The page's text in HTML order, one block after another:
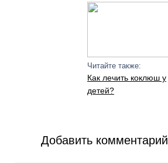
Читайте также:
Как лечить коклюш у
детей?
Добавить комментарий